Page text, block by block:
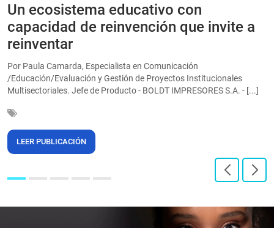
Un ecosistema educativo con
capacidad de reinvención que invite a
reinventar
Por Paula Camarda, Especialista en Comunicación
/Educación/Evaluación y Gestión de Proyectos Institucionales
Multisectoriales. Jefe de Producto - BOLDT IMPRESORES S.A. - [...]
LEER PUBLICACIÓN